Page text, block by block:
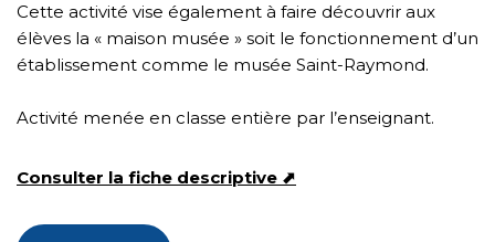
Cette activité vise également à faire découvrir aux
élèves la « maison musée » soit le fonctionnement d’un
établissement comme le musée Saint-Raymond.
Activité menée en classe entière par l’enseignant.
Consulter la fiche descriptive ⬈